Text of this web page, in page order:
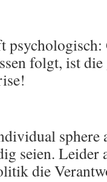
folgt, ist
sphere
seien. Leider
die